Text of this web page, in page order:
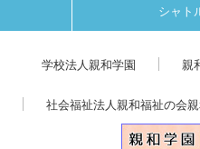
シャト
学校法人親和学園 親
社会福祉法人親和福祉の会